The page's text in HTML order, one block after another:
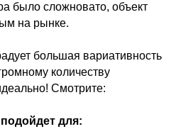
было сложновато, объект
на рынке.
большая вариативность
количеству
Смотрите:
для: